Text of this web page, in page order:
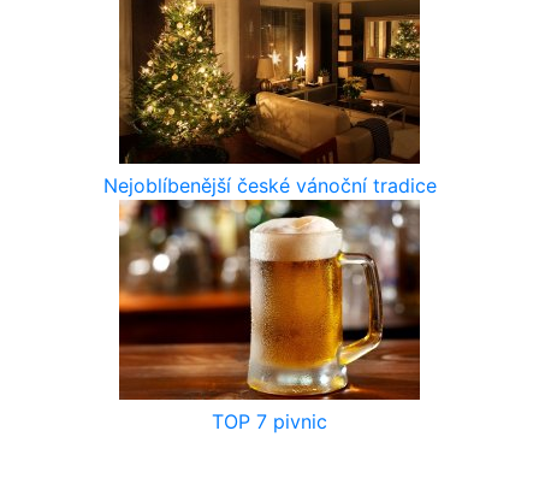
Nejoblíbenější české vánoční tradice
TOP 7 pivnic